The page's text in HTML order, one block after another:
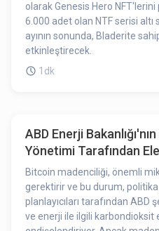
olarak Genesis Hero
6.000 adet olan NTF serisi altı
ayının sonunda, Bladerite
etkinleştirecek.
1dk
ABD Enerji
Yönetimi Tarafından
Bitcoin madenciliği, önemli
gerektirir ve bu durum, politika
planlayıcıları tarafından ABD
ve enerji ile ilgili karbondioksit